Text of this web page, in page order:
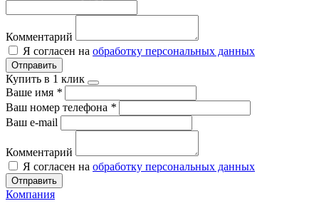
Комментарий
Я согласен на обработку персональных данных
Отправить
Купить в 1 клик
Ваше имя *
Ваш номер телефона *
Ваш e-mail
Комментарий
Я согласен на обработку персональных данных
Отправить
Компания